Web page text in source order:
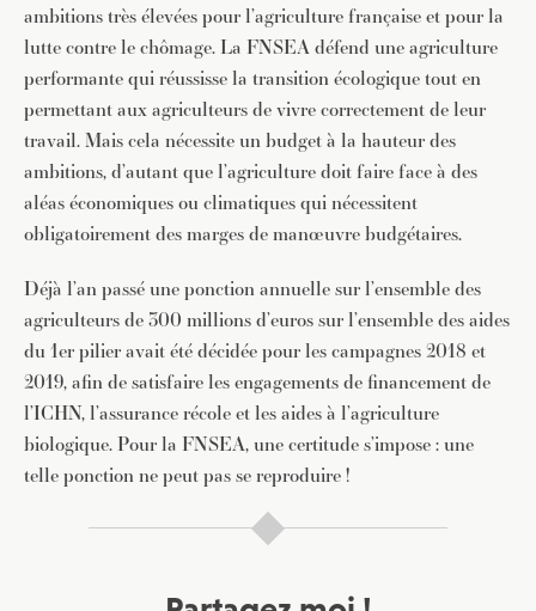
ambitions très élevées pour l’agriculture française et pour la
lutte contre le chômage. La FNSEA défend une agriculture
performante qui réussisse la transition écologique tout en
permettant aux agriculteurs de vivre correctement de leur
travail. Mais cela nécessite un budget à la hauteur des
ambitions, d’autant que l’agriculture doit faire face à des
aléas économiques ou climatiques qui nécessitent
obligatoirement des marges de manœuvre budgétaires.
Déjà l’an passé une ponction annuelle sur l’ensemble des
agriculteurs de 300 millions d’euros sur l’ensemble des aides
du 1er pilier avait été décidée pour les campagnes 2018 et
2019, afin de satisfaire les engagements de financement de
l’ICHN, l’assurance récole et les aides à l’agriculture
biologique. Pour la FNSEA, une certitude s’impose : une
telle ponction ne peut pas se reproduire !